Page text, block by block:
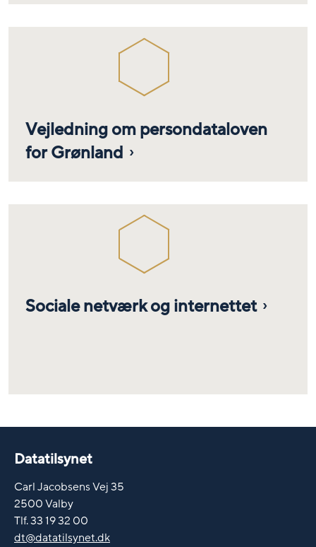
Vejledning om persondataloven
for Grønland
Sociale netværk og internettet
Datatilsynet
Carl Jacobsens Vej 35
2500 Valby
Tlf. 33 19 32 00
dt@datatilsynet.dk